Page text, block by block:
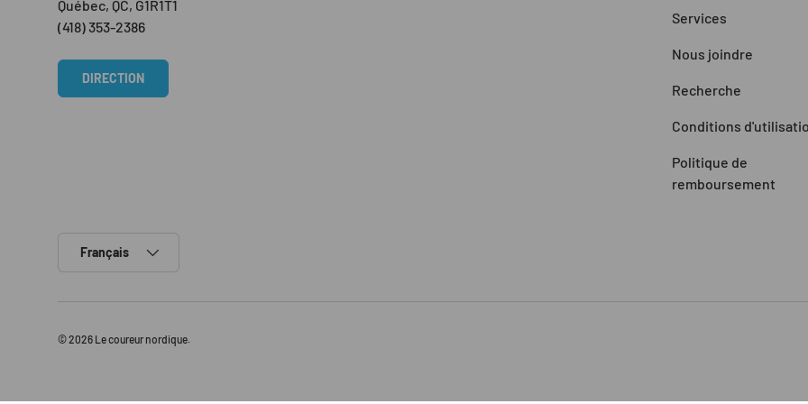
Québec, QC, G1R1T1
(418) 353-2386
DIRECTION
Services
Nous joindre
Recherche
Conditions
Politique de
remboursement
Français
© 2026 Le coureur nordique.